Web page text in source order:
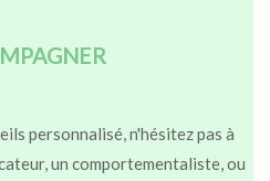
n'hésitez pas à
un comportementaliste, ou